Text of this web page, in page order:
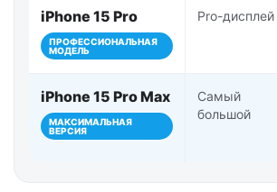
iPhone 15 Pro
ПРОФЕССИОНАЛЬНАЯ
МОДЕЛЬ
Pro-дисплей
iPhone 15 Pro Max
МАКСИМАЛЬНАЯ
ВЕРСИЯ
Самый
большой